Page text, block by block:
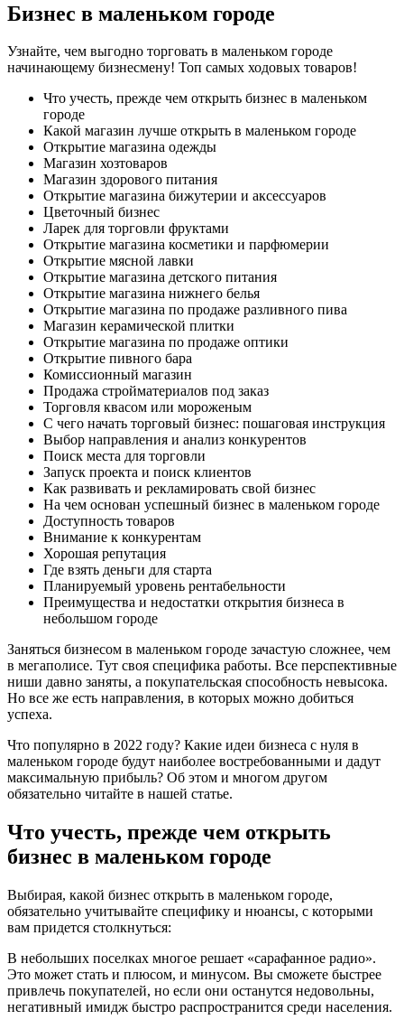
Бизнес в маленьком городе
Узнайте, чем выгодно торговать в маленьком городе
начинающему бизнесмену! Топ самых ходовых товаров!
Что учесть, прежде чем открыть бизнес в маленьком
городе
Какой магазин лучше открыть в маленьком городе
Открытие магазина одежды
Магазин хозтоваров
Магазин здорового питания
Открытие магазина бижутерии и аксессуаров
Цветочный бизнес
Ларек для торговли фруктами
Открытие магазина косметики и парфюмерии
Открытие мясной лавки
Открытие магазина детского питания
Открытие магазина нижнего белья
Открытие магазина по продаже разливного пива
Магазин керамической плитки
Открытие магазина по продаже оптики
Открытие пивного бара
Комиссионный магазин
Продажа стройматериалов под заказ
Торговля квасом или мороженым
С чего начать торговый бизнес: пошаговая инструкция
Выбор направления и анализ конкурентов
Поиск места для торговли
Запуск проекта и поиск клиентов
Как развивать и рекламировать свой бизнес
На чем основан успешный бизнес в маленьком городе
Доступность товаров
Внимание к конкурентам
Хорошая репутация
Где взять деньги для старта
Планируемый уровень рентабельности
Преимущества и недостатки открытия бизнеса в
небольшом городе
Заняться бизнесом в маленьком городе зачастую сложнее, чем
в мегаполисе. Тут своя специфика работы. Все перспективные
ниши давно заняты, а покупательская способность невысока.
Но все же есть направления, в которых можно добиться
успеха.
Что популярно в 2022 году? Какие идеи бизнеса с нуля в
маленьком городе будут наиболее востребованными и дадут
максимальную прибыль? Об этом и многом другом
обязательно читайте в нашей статье.
Что учесть, прежде чем открыть
бизнес в маленьком городе
Выбирая, какой бизнес открыть в маленьком городе,
обязательно учитывайте специфику и нюансы, с которыми
вам придется столкнуться:
В небольших поселках многое решает «сарафанное радио».
Это может стать и плюсом, и минусом. Вы сможете быстрее
привлечь покупателей, но если они останутся недовольны,
негативный имидж быстро распространится среди населения.